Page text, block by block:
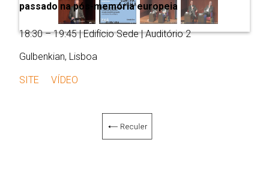
passado na pós-memória europeia
18:30 – 19:45 | Edifício Sede | Auditório 2
Gulbenkian, Lisboa
SITE VÍDEO